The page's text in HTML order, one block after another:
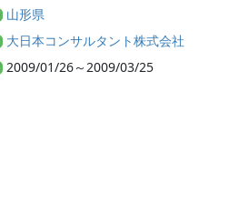
山形県
大日本コンサルタント株式会社
2009/01/26～2009/03/25